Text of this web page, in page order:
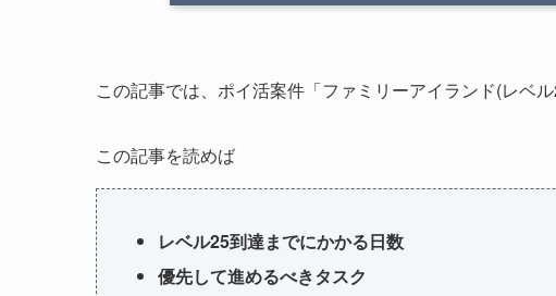
この記事では、ポイ活案件「ファミリーアイランド(レベ
この記事を読めば
レベル25到達までにかかる日数
優先して進めるべきタスク